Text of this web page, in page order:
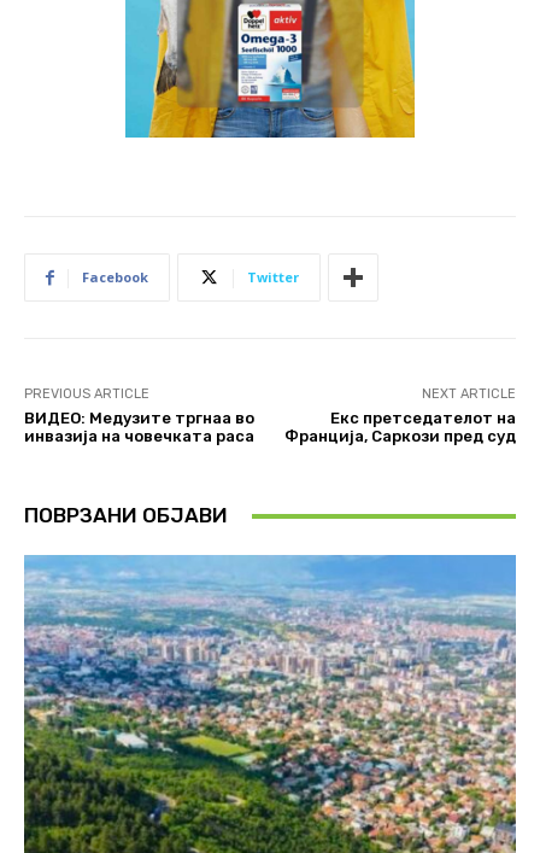
Facebook Twitter
PREVIOUS ARTICLE
ВИДЕО: Медузите тргнаа во
инвазија на човечката раса
NEXT ARTICLE
Екс претседателот на
Франција, Саркози пред суд
ПОВРЗАНИ ОБЈАВИ